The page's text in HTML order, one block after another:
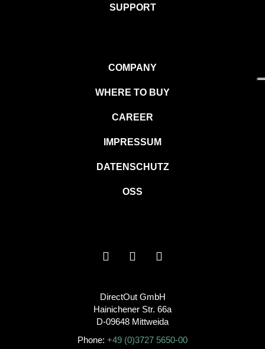
SUPPORT
COMPANY
WHERE TO BUY
CAREER
IMPRESSUM
DATENSCHUTZ
OSS
DirectOut GmbH
Hainichener Str. 66a
D-09648 Mittweida
Phone: +49 (0)3727 5650-00